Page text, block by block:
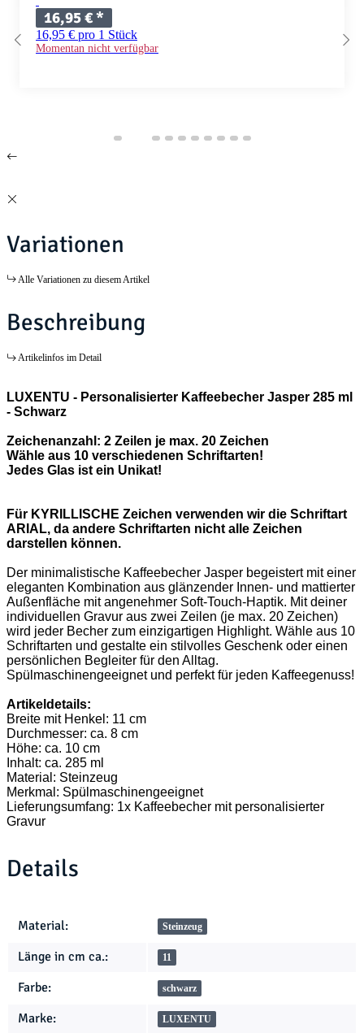
16,95 €*
16,95 € pro 1 Stück
Momentan nicht verfügbar
Variationen
Alle Variationen zu diesem Artikel
Beschreibung
Artikelinfos im Detail
LUXENTU - Personalisierter Kaffeebecher Jasper 285 ml
- Schwarz
Zeichenanzahl: 2 Zeilen je max. 20 Zeichen
Wähle aus 10 verschiedenen Schriftarten!
Jedes Glas ist ein Unikat!
Für KYRILLISCHE Zeichen verwenden wir die Schriftart
ARIAL, da andere Schriftarten nicht alle Zeichen
darstellen können.
Der minimalistische Kaffeebecher Jasper begeistert mit einer
eleganten Kombination aus glänzender Innen- und mattierter
Außenfläche mit angenehmer Soft-Touch-Haptik. Mit deiner
individuellen Gravur aus zwei Zeilen (je max. 20 Zeichen)
wird jeder Becher zum einzigartigen Highlight. Wähle aus 10
Schriftarten und gestalte ein stilvolles Geschenk oder einen
persönlichen Begleiter für den Alltag.
Spülmaschinengeeignet und perfekt für jeden Kaffeegenuss!
Artikeldetails:
Breite mit Henkel: 11 cm
Durchmesser: ca. 8 cm
Höhe: ca. 10 cm
Inhalt: ca. 285 ml
Material: Steinzeug
Merkmal: Spülmaschinengeeignet
Lieferungsumfang: 1x Kaffeebecher mit personalisierter
Gravur
Details
Produkteigenschaft
Wert
Material: Steinzeug
Länge in cm ca.: 11
Farbe: schwarz
Marke: LUXENTU